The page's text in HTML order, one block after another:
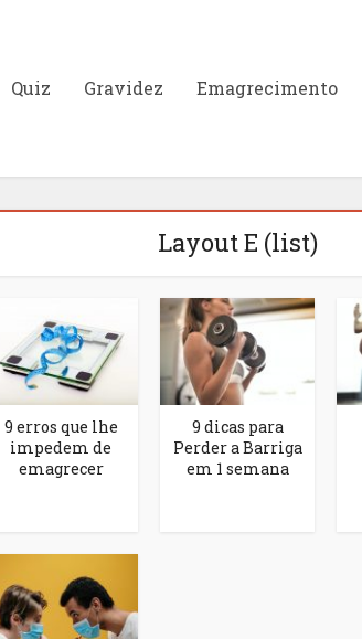
Quiz Gravidez Emagrecimento
Layout E (list)
9 erros que lhe
impedem de
emagrecer
9 dicas para
Perder a Barriga
em 1 semana